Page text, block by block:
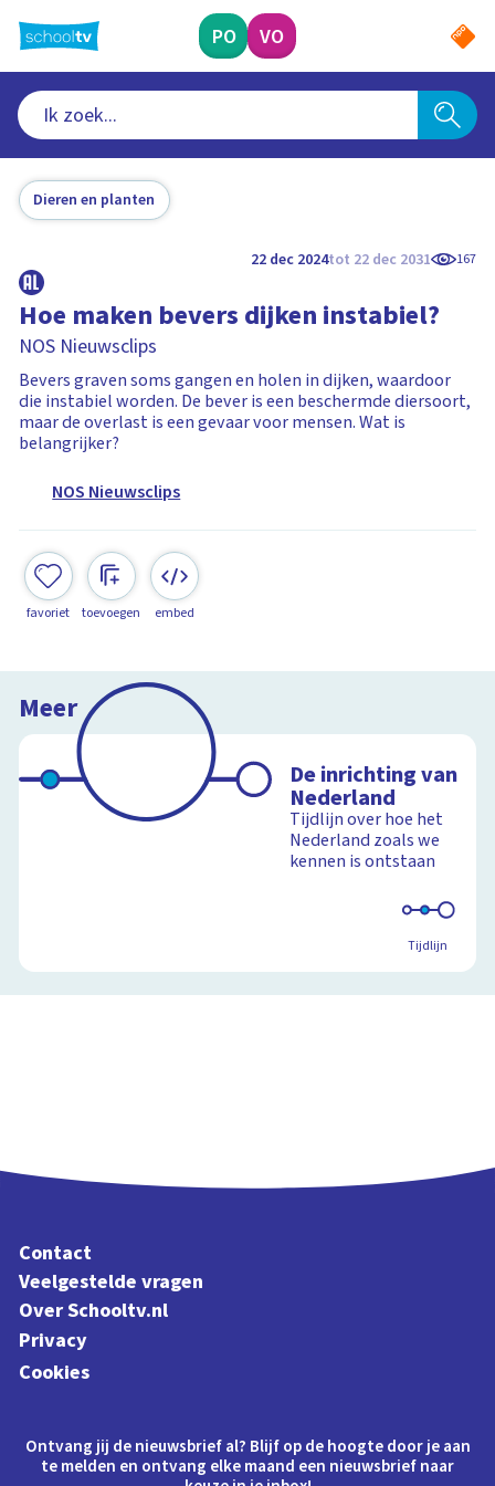
naar
hoofdinhoud
PO VO
Dieren en planten
22 dec 2024tot 22 dec 2031 167
Hoe maken bevers dijken instabiel?
NOS Nieuwsclips
Bevers graven soms gangen en holen in dijken, waardoor
die instabiel worden. De bever is een beschermde diersoort,
maar de overlast is een gevaar voor mensen. Wat is
belangrijker?
NOS Nieuwsclips
favoriet toevoegen embed
Meer
De inrichting van
Nederland
Tijdlijn over hoe het
Nederland zoals we
kennen is ontstaan
Tijdlijn
Contact
Veelgestelde vragen
Over Schooltv.nl
Privacy
Cookies
Ontvang jij de nieuwsbrief al? Blijf op de hoogte door je aan
te melden en ontvang elke maand een nieuwsbrief naar